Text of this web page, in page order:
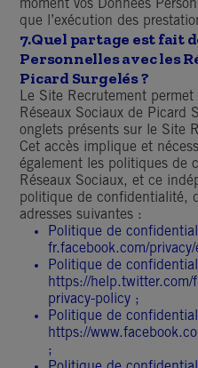
moment vos Données
que l’exécution des
7.Quel partage est fait
Personnelles avec les
Picard Surgelés ?
Le Site Recrutement permet
Réseaux Sociaux de Picard
onglets présents sur le Site
Cet accès implique et
également les politiques de
Réseaux Sociaux, et ce
politique de confidentialité,
adresses suivantes :
Politique de
fr.facebook.com/
Politique de
https://help.twitter.com/
privacy-policy ;
Politique de
https://
;